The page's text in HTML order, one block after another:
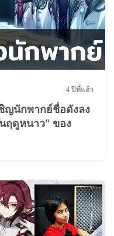
4 ปีที่แล้ว
ญนักพากย์ชื่อดังลง
ฤดูหนาว" ของ